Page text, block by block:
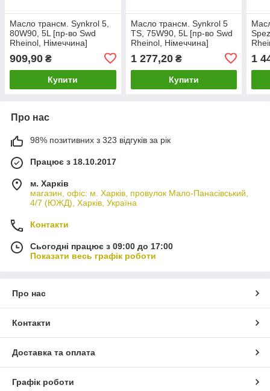
Масло трансм. Synkrol 5,
80W90, 5L [пр-во Swd
Rheinol, Німеччина]
909,90 ₴
Купити
Масло трансм. Synkrol 5
TS, 75W90, 5L [пр-во Swd
Rheinol, Німеччина]
1 277,20₴
Купити
1
Про нас
98% позитивних з 323 відгуків за рік
Працює з 18.10.2017
м. Харків
магазин, офіс: м. Харків, провулок Мало-Панасівський,
4/7 (ЮЖД), Харків, Україна
Контакти
Сьогодні працює з 09:00 до 17:00
Показати весь графік роботи
Про нас
Контакти
Доставка та оплата
Графік роботи